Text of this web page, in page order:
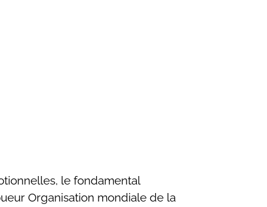
le fondamental
Organisation mondiale de la